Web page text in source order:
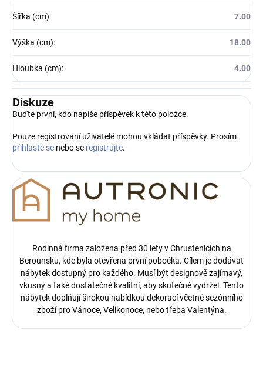
Šířka (cm): 7.00
Výška (cm): 18.00
Hloubka (cm): 4.00
Diskuze
Buďte první, kdo napíše příspěvek k této položce.
Pouze registrovaní uživatelé mohou vkládat příspěvky. Prosím
přihlaste se nebo se registrujte.
Rodinná firma založena před 30 lety v Chrustenicích na
Berounsku, kde byla otevřena první pobočka. Cílem je dodávat
nábytek dostupný pro každého. Musí být designově zajímavý,
vkusný a také dostatečně kvalitní, aby skutečně vydržel. Tento
nábytek doplňují širokou nabídkou dekorací včetně sezónního
zboží pro Vánoce, Velikonoce, nebo třeba Valentýna.